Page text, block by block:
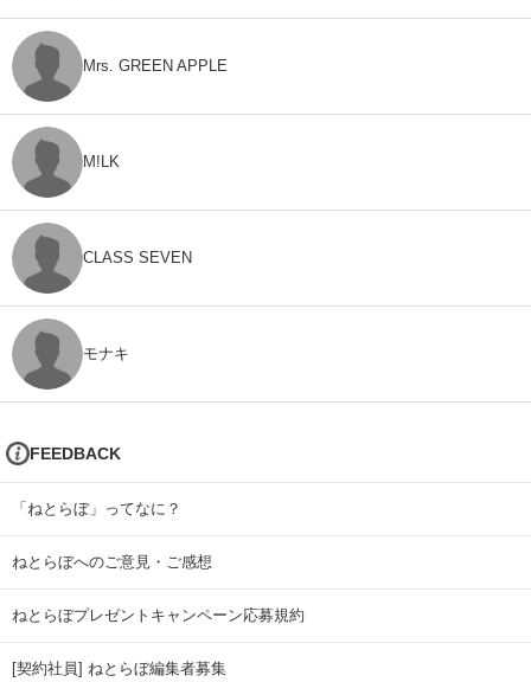
Mrs. GREEN APPLE
M!LK
CLASS SEVEN
モナキ
FEEDBACK
「ねとらぼ」ってなに？
ねとらぼへのご意見・ご感想
ねとらぼプレゼントキャンペーン応募規約
[契約社員] ねとらぼ編集者募集